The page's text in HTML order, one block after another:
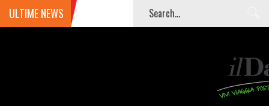
ULTIME NEWS